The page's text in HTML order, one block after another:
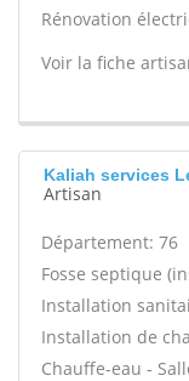
Rénovation
Voir la fiche
Kaliah services
Artisan
Département: 76
Fosse septique
Installation
Installation de
Chauffe-eau -